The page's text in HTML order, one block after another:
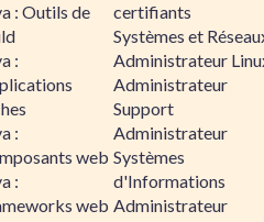
: Outils de
:
:
web
:
web
certifiants
Systèmes et
Administrateur
Administrateur
Support
Administrateur
Systèmes
d'Informations
Administrateur